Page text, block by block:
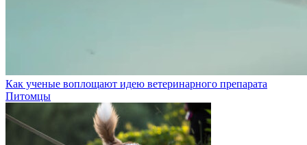
Как ученые воплощают идею ветеринарного препарата
Питомцы